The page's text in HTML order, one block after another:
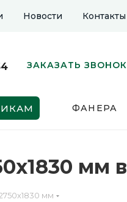
Новости Контакты
ЗАКАЗАТЬ ЗВОНОК
ФАНЕРА
мм
мм